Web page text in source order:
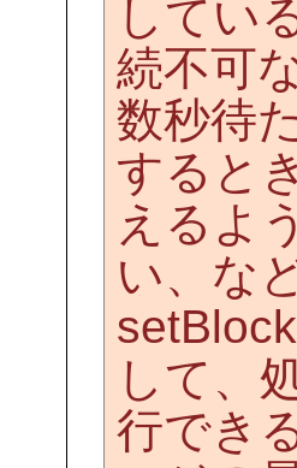
してい
続不可
数秒待
すると
えるよ
い、な
して、
行でき